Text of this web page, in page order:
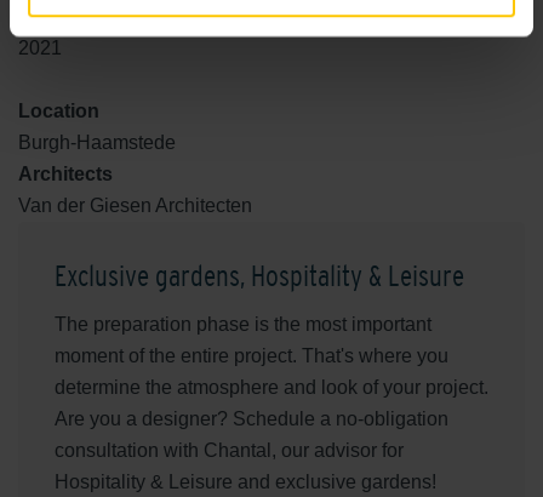
Realization
2021
Location
Burgh-Haamstede
Architects
Van der Giesen Architecten
Exclusive gardens, Hospitality & Leisure
The preparation phase is the most important
moment of the entire project. That's where you
determine the atmosphere and look of your project.
Are you a designer? Schedule a no-obligation
consultation with Chantal, our advisor for
Hospitality & Leisure and exclusive gardens!